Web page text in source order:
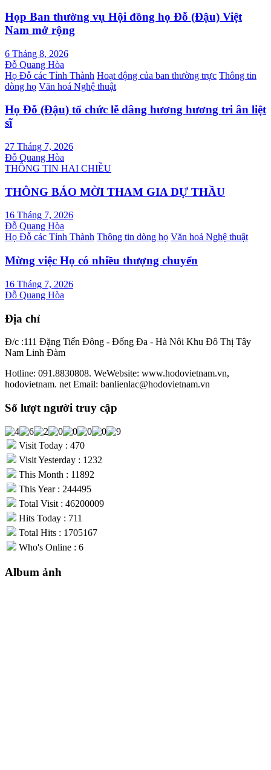
Họp Ban thường vụ Hội đồng họ Đỗ (Đậu) Việt
Nam mở rộng
6 Tháng 8, 2026
Đỗ Quang Hòa
Họ Đỗ các Tỉnh Thành Hoạt động của ban thường trực Thông tin
dòng họ Văn hoá Nghệ thuật
Họ Đỗ (Đậu) tổ chức lễ dâng hương hương tri ân liệt
sĩ
27 Tháng 7, 2026
Đỗ Quang Hòa
THÔNG TIN HAI CHIỀU
THÔNG BÁO MỜI THAM GIA DỰ THẦU
16 Tháng 7, 2026
Đỗ Quang Hòa
Họ Đỗ các Tỉnh Thành Thông tin dòng họ Văn hoá Nghệ thuật
Mừng việc Họ có nhiều thượng chuyển
16 Tháng 7, 2026
Đỗ Quang Hòa
Địa chỉ
Đ/c :111 Đặng Tiến Đông - Đống Đa - Hà Nôi Khu Đô Thị Tây
Nam Linh Đàm
Hotline: 091.8830808. WeWebsite: www.hodovietnam.vn,
hodovietnam. net Email: banlienlac@hodovietnam.vn
Số lượt người truy cập
Visit Today : 470
Visit Yesterday : 1232
This Month : 11892
This Year : 244495
Total Visit : 46200009
Hits Today : 711
Total Hits : 1705167
Who's Online : 6
Album ảnh